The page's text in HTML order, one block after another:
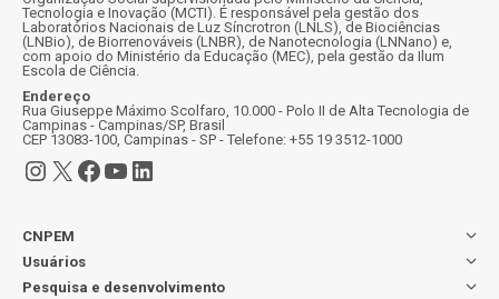
Tecnologia e Inovação (MCTI). É responsável pela gestão dos
Laboratórios Nacionais de Luz Síncrotron (LNLS), de Biociências
(LNBio), de Biorrenováveis (LNBR), de Nanotecnologia (LNNano) e,
com apoio do Ministério da Educação (MEC), pela gestão da Ilum
Escola de Ciência.
Endereço
Rua Giuseppe Máximo Scolfaro, 10.000 - Polo II de Alta Tecnologia de
Campinas - Campinas/SP, Brasil
CEP 13083-100, Campinas - SP - Telefone: +55 19 3512-1000
Instagram
X Facebook
Youtube
LinkedIn
CNPEM
Usuários
Pesquisa e desenvolvimento